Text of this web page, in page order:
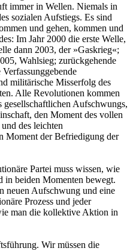
immer in Wellen. Niemals in
sozialen Aufstiegs. Es sind
und gehen, kommen und
Im Jahr 2000 die erste Welle,
dann 2003, der »Gaskrieg«;
Wahlsieg; zurückgehende
militärische Misserfolg des
Alle Revolutionen kommen
Aufschwungs,
den Moment des vollen
des leichten
Moment der Befriedigung der
Partei muss wissen, wie
in beiden Momenten bewegt.
neuen Aufschwung und eine
Prozess und jeder
man die kollektive Aktion in
Wir müssen die